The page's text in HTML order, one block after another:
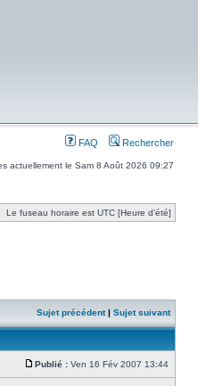
FAQ Rechercher
actuellement le Sam 8 Août 2026 09:27
Le fuseau horaire est UTC [Heure d’été]
Sujet précédent| Sujet suivant
Publié : Ven 16 Fév 2007 13:44